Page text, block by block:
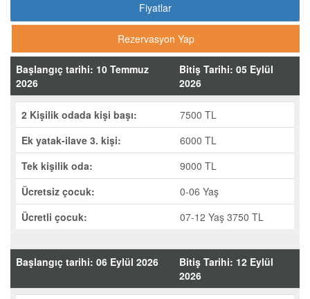
Fiyatlar
Rezervasyon Yap
Başlangıç tarihi: 10 Temmuz
2026
Bitiş Tarihi: 05 Eylül
2026
2 Kişilik odada kişi başı:
7500 TL
Ek yatak-ilave 3. kişi:
6000 TL
Tek kişilik oda:
9000 TL
Ücretsiz çocuk:
0-06 Yaş
Ücretli çocuk:
07-12 Yaş 3750 TL
Başlangıç tarihi: 06 Eylül 2026
Bitiş Tarihi: 12 Eylül
2026